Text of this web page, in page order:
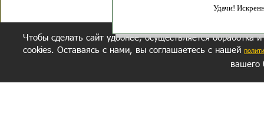
Удачи!
Чтобы сделать сайт удобнее, осуществляется обработка
cookies. Оставаясь с нами, вы соглашаетесь с нашей
вашего